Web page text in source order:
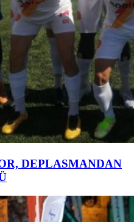
DEPLASMANDAN